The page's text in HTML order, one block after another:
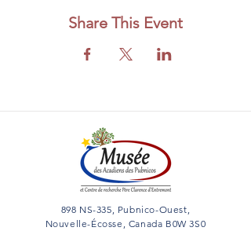
Share This Event
898 NS-335, Pubnico-Ouest,
Nouvelle-Écosse, Canada B0W 3S0